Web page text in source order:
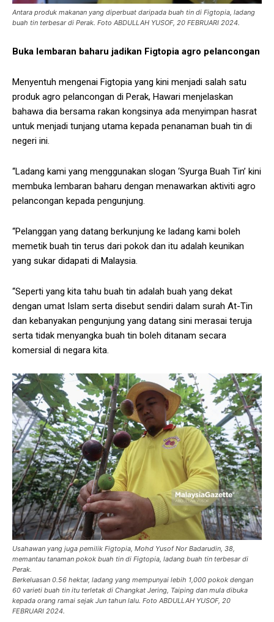
Antara produk makanan yang diperbuat daripada buah tin di Figtopia, ladang
buah tin terbesar di Perak. Foto ABDULLAH YUSOF, 20 FEBRUARI 2024.
Buka lembaran baharu jadikan Figtopia agro pelancongan
Menyentuh mengenai Figtopia yang kini menjadi salah satu
produk agro pelancongan di Perak, Hawari menjelaskan
bahawa dia bersama rakan kongsinya ada menyimpan hasrat
untuk menjadi tunjang utama kepada penanaman buah tin di
negeri ini.
“Ladang kami yang menggunakan slogan ‘Syurga Buah Tin’ kini
membuka lembaran baharu dengan menawarkan aktiviti agro
pelancongan kepada pengunjung.
“Pelanggan yang datang berkunjung ke ladang kami boleh
memetik buah tin terus dari pokok dan itu adalah keunikan
yang sukar didapati di Malaysia.
“Seperti yang kita tahu buah tin adalah buah yang dekat
dengan umat Islam serta disebut sendiri dalam surah At-Tin
dan kebanyakan pengunjung yang datang sini merasai teruja
serta tidak menyangka buah tin boleh ditanam secara
komersial di negara kita.
Usahawan yang juga pemilik Figtopia, Mohd Yusof Nor Badarudin, 38,
memantau tanaman pokok buah tin di Figtopia, ladang buah tin terbesar di
Perak.
Berkeluasan 0.56 hektar, ladang yang mempunyai lebih 1,000 pokok dengan
60 varieti buah tin itu terletak di Changkat Jering, Taiping dan mula dibuka
kepada orang ramai sejak Jun tahun lalu. Foto ABDULLAH YUSOF, 20
FEBRUARI 2024.